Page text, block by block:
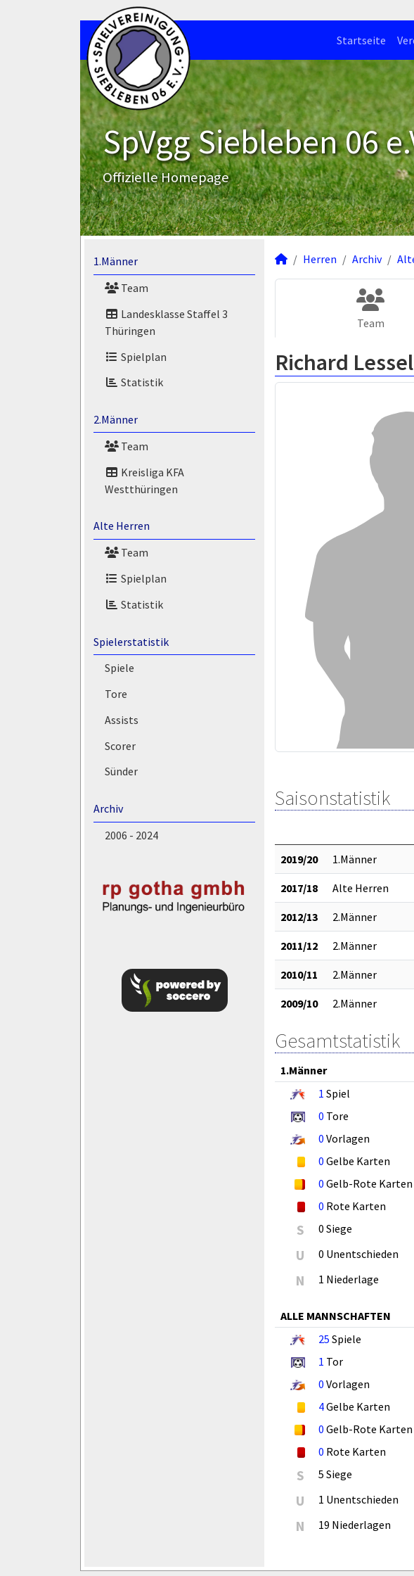
Startseite
SpVgg Siebleben 06
Offizielle Homepage
1.Männer
Team
Landesklasse Staffel 3
Thüringen
Spielplan
Statistik
2.Männer
Team
Kreisliga KFA
Westthüringen
Alte Herren
Team
Spielplan
Statistik
Spielerstatistik
Spiele
Tore
Assists
Scorer
Sünder
Archiv
2006 - 2024
Herren Archiv
Team
Richard Lessel
Saisonstatistik
2019/20 1.Männer
2017/18 Alte Herren
2012/13 2.Männer
2011/12 2.Männer
2010/11 2.Männer
2009/10 2.Männer
Gesamtstatistik
1.Männer
1 Spiel
0 Tore
0 Vorlagen
0 Gelbe Karten
0 Gelb-Rote Karten
0 Rote Karten
S 0 Siege
U 0 Unentschieden
N 1 Niederlage
ALLE MANNSCHAFTEN
25 Spiele
1 Tor
0 Vorlagen
4Gelbe Karten
0 Gelb-Rote Karten
0 Rote Karten
S 5 Siege
U 1 Unentschieden
N 19 Niederlagen